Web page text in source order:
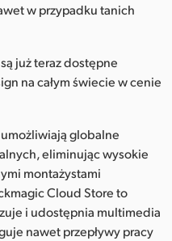
w przypadku tanich
już teraz dostępne
na całym świecie w cenie
globalne
eliminując wysokie
montażystami
Cloud Store to
i udostępnia multimedia
nawet przepływy pracy